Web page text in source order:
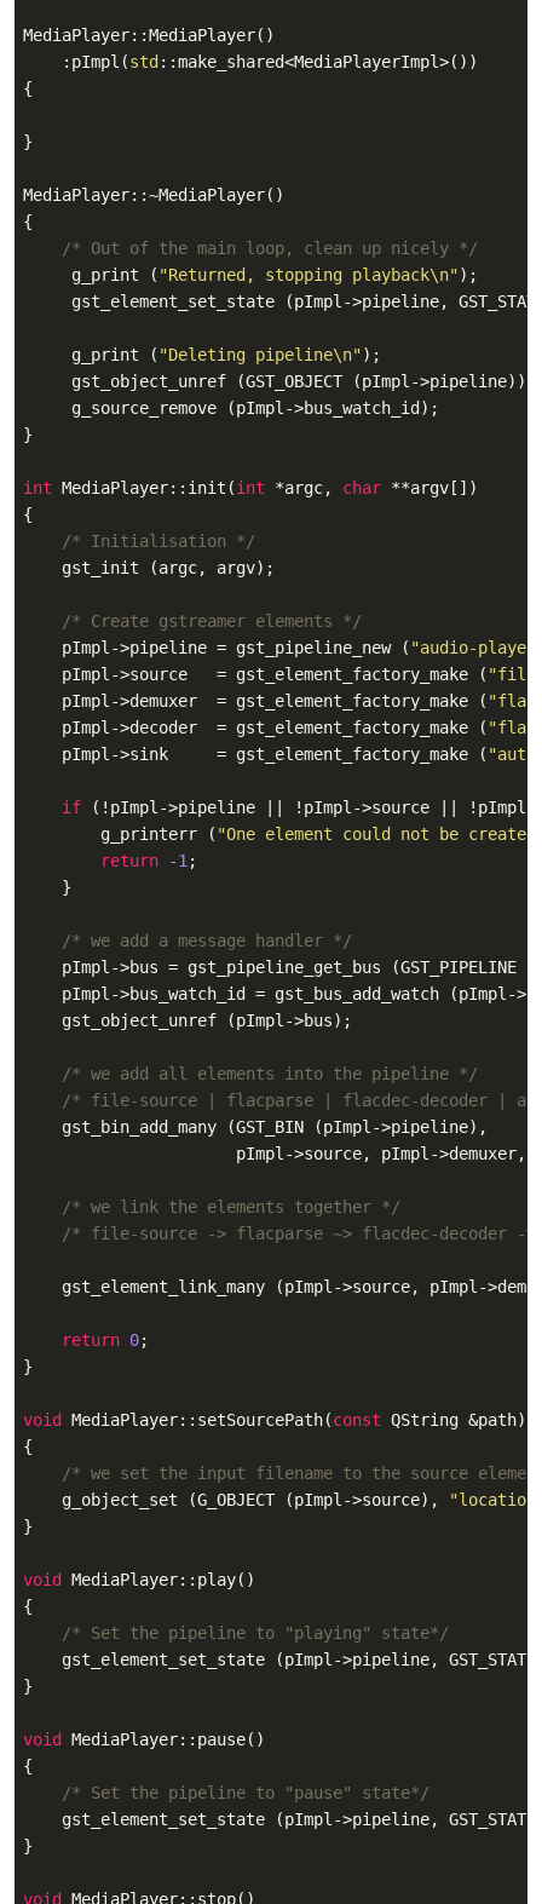
MediaPlayer::MediaPlayer()
    :pImpl(
std ::make_shared<MediaPlayerImpl>())
{
}
MediaPlayer::~MediaPlayer()
{
/* Out of the main loop, clean up nicely */
     g_print (
"Returned, stopping playback\n");
gst_element_set_state (pImpl->pipeline,
     g_print (
"Deleting pipeline\n");
     gst_object_unref (GST_OBJECT (pImpl->pipeline));
     g_source_remove (pImpl->bus_watch_id);
}
int MediaPlayer::init(int *argc, char **argv[])
{
/* Initialisation */
    gst_init (argc, argv);
/* Create gstreamer elements */
    pImpl->pipeline = gst_pipeline_new (
"audio-
    pImpl->source   = gst_element_factory_make (
    pImpl->demuxer  = gst_element_factory_make (
    pImpl->decoder  = gst_element_factory_make (
    pImpl->sink     = gst_element_factory_make (
if (!pImpl->pipeline || !pImpl->source || !pImpl-
        g_printerr (
"One element could not be
return
-1 ;
    }
/* we add a message handler */
pImpl->bus = gst_pipeline_get_bus (GST_PIPELINE
pImpl->bus_watch_id = gst_bus_add_watch (pImpl-
    gst_object_unref (pImpl->bus);
/* we add all elements into the pipeline */
/* file-source | flacparse | flacdec-decoder |
    gst_bin_add_many (GST_BIN (pImpl->pipeline),
pImpl->source, pImpl-
/* we link the elements together */
/* file-source -> flacparse ~> flacdec-decoder -
gst_element_link_many (pImpl->source, pImpl-
return 0;
}
void MediaPlayer::setSourcePath(const QString &path)
{
/* we set the input filename to the source
    g_object_set (G_OBJECT (pImpl->source),
}
void
MediaPlayer::play()
{
/* Set the pipeline to "playing" state*/
gst_element_set_state (pImpl->pipeline,
}
void
MediaPlayer::pause()
{
/* Set the pipeline to "pause" state*/
gst_element_set_state (pImpl->pipeline,
}
void MediaPlayer::stop()